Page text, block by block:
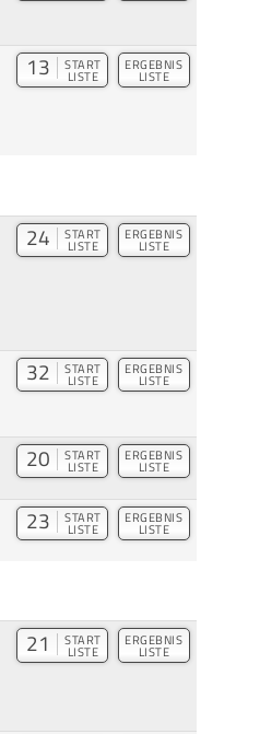
13 START
LISTE
ERGEBNIS
LISTE
24 START
LISTE
ERGEBNIS
LISTE
32 START
LISTE
ERGEBNIS
LISTE
20 START
LISTE
ERGEBNIS
LISTE
23 START
LISTE
ERGEBNIS
LISTE
21 START
LISTE
ERGEBNIS
LISTE